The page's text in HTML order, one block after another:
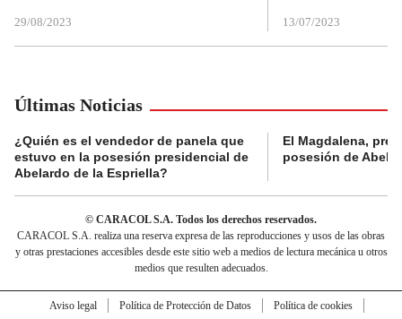
29/08/2023 13/07/2023
Últimas Noticias
¿Quién es el vendedor de panela que
estuvo en la posesión presidencial de
Abelardo de la Espriella?
El Magdalena,
posesión de
© CARACOL S.A. Todos los derechos reservados.
CARACOL S.A. realiza una reserva expresa de las reproducciones y usos de las obras
y otras prestaciones accesibles desde este sitio web a medios de lectura mecánica u otros
medios que resulten adecuados.
Aviso legal Política de Protección de Datos
Política de cookies